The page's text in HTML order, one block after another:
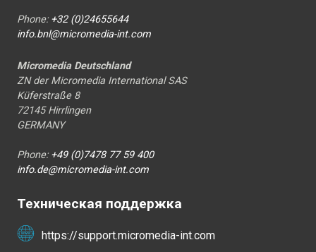
Phone: +32 (0)24655644
info.bnl@micromedia-int.com
Micromedia Deutschland
ZN der Micromedia International SAS
Küferstraße 8
72145 Hirrlingen
GERMANY
Phone: +49 (0)7478 77 59 400
info.de@micromedia-int.com
Техническая поддержка
https://support.micromedia-int.com